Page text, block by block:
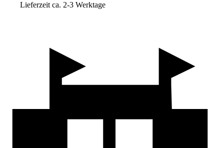
Lieferzeit ca. 2-3 Werktage